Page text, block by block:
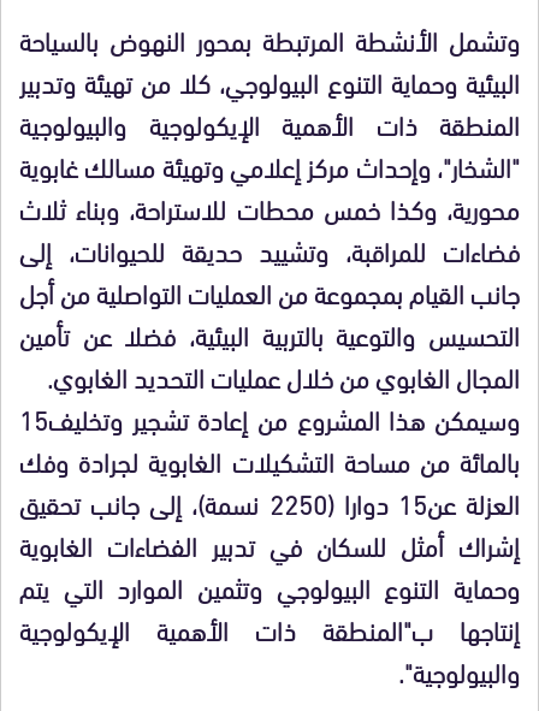
وتشمل الأنشطة المرتبطة بمحور النهوض بالسياحة
البيئية وحماية التنوع البيولوجي، كلا من تهيئة وتدبير
المنطقة ذات الأهمية الإيكولوجية والبيولوجية
"الشخار"، وإحداث مركز إعلامي وتهيئة مسالك غابوية
محورية، وكذا خمس محطات للاستراحة، وبناء ثلاث
فضاءات للمراقبة، وتشييد حديقة للحيوانات، إلى
جانب القيام بمجموعة من العمليات التواصلية من أجل
التحسيس والتوعية بالتربية البيئية، فضلا عن تأمين
المجال الغابوي من خلال عمليات التحديد الغابوي.
وسيمكن هذا المشروع من إعادة تشجير وتخليف15
بالمائة من مساحة التشكيلات الغابوية لجرادة وفك
العزلة عن15 دوارا (2250 نسمة)، إلى جانب تحقيق
إشراك أمثل للسكان في تدبير الفضاءات الغابوية
وحماية التنوع البيولوجي وتثمين الموارد التي يتم
إنتاجها ب"المنطقة ذات الأهمية الإيكولوجية
والبيولوجية".